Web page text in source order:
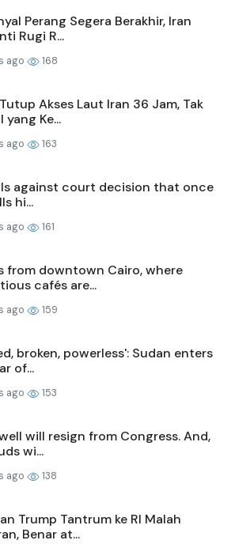
Perang Segera Berakhir, Iran
Rugi R...
ago 168
Akses Laut Iran 36 Jam, Tak
yang Ke...
ago 163
against court decision that once
hi...
ago 161
from downtown Cairo, where
cafés are...
ago 159
broken, powerless': Sudan enters
of...
ago 153
will resign from Congress. And,
wi...
ago 138
Trump Tantrum ke RI Malah
Benar at...